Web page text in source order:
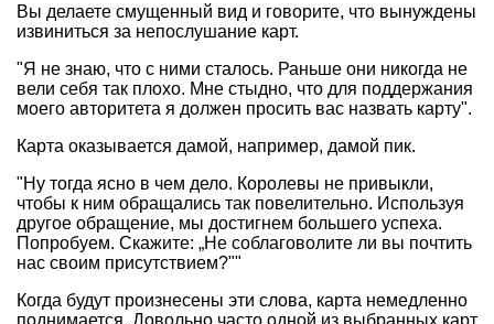
Вы делаете смущенный вид и говорите, что вынуждены
извиниться за непослушание карт.
"Я не знаю, что с ними сталось. Раньше они никогда не
вели себя так плохо. Мне стыдно, что для поддержания
моего авторитета я должен просить вас назвать карту".
Карта оказывается дамой, например, дамой пик.
"Ну тогда ясно в чем дело. Королевы не привыкли,
чтобы к ним обращались так повелительно. Используя
другое обращение, мы достигнем большего успеха.
Попробуем. Скажите: „Не соблаговолите ли вы почтить
нас своим присутствием?""
Когда будут произнесены эти слова, карта немедленно
поднимается. Довольно часто одной из выбранных карт